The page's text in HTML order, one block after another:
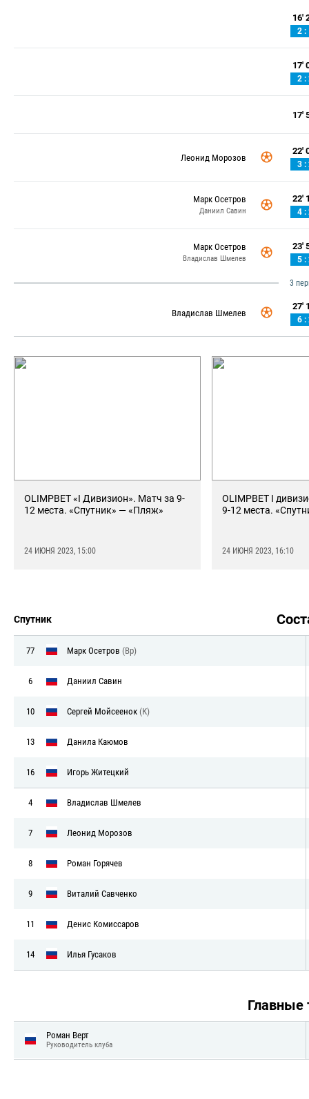
16'
2 :
17'
2 :
17'
Леонид Морозов
22'
3 :
Марк Осетров
Даниил Савин
22'
4 :
Марк Осетров
Владислав Шмелев
23'
5 :
3
Владислав Шмелев
27'
6 :
OLIMPBET «I Дивизион». Матч за 9-
12 места. «Спутник» — «Пляж»
24 ИЮНЯ 2023, 15:00
OLIMPBET I
9-12 места.
24 ИЮНЯ 2023, 16:10
Спутник
77 Марк Осетров (Вр)
6 Даниил Савин
10 Сергей Мойсеенок (К)
13 Данила Каюмов
16 Игорь Житецкий
4 Владислав Шмелев
7 Леонид Морозов
8 Роман Горячев
9 Виталий Савченко
11 Денис Комиссаров
14 Илья Гусаков
Главные
Роман Верт
Руководитель клуба